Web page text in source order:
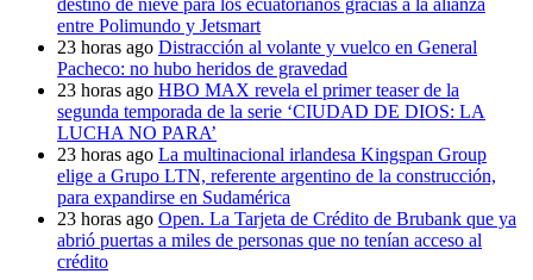
destino de nieve para los ecuatorianos gracias a la alianza
entre Polimundo y Jetsmart
23 horas ago Distracción al volante y vuelco en General
Pacheco: no hubo heridos de gravedad
23 horas ago HBO MAX revela el primer teaser de la
segunda temporada de la serie ‘CIUDAD DE DIOS: LA
LUCHA NO PARA’
23 horas ago La multinacional irlandesa Kingspan Group
elige a Grupo LTN, referente argentino de la construcción,
para expandirse en Sudamérica
23 horas ago Open. La Tarjeta de Crédito de Brubank que ya
abrió puertas a miles de personas que no tenían acceso al
crédito